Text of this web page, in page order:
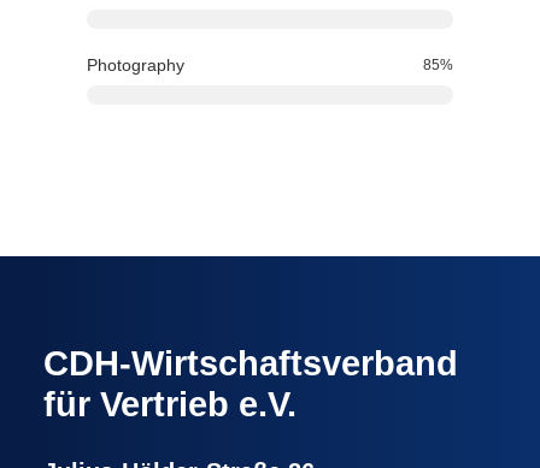
Photography 85%
CDH-Wirtschaftsverband
für Vertrieb e.V.